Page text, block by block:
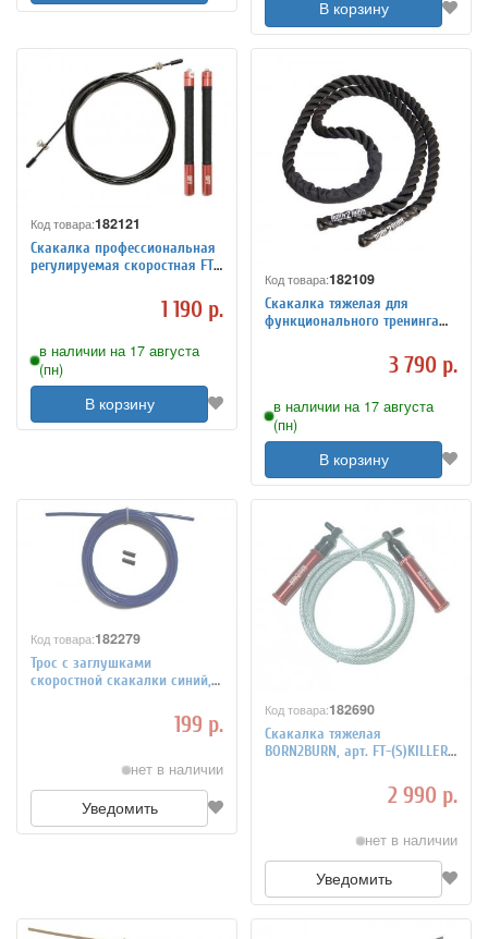
В корзину
Код товара:182121
Скакалка профессиональная
регулируемая скоростная FT-
1 190 р.
в наличии на 17 августа
(пн)
В корзину
Код товара:182109
Скакалка тяжелая для
функционального тренинга
3 790 р.
в наличии на 17 августа
(пн)
В корзину
Код товара:182279
Трос с заглушками
скоростной скакалки синий,
199 р.
нет в наличии
Уведомить
Код товара:182690
Скакалка тяжелая
BORN2BURN, арт. FT-(S)KILLER-
2 990 р.
нет в наличии
Уведомить